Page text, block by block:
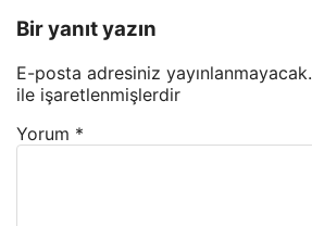
Bir yanıt yazın
E-posta adresiniz yayınlanmayacak.
ile işaretlenmişlerdir
Yorum *